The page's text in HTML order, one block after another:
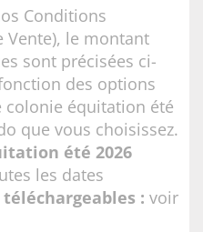
Conditions
Vente), le montant
sont précisées ci-
des options
colonie équitation été
que vous choisissez.
été 2026
les dates
: voir